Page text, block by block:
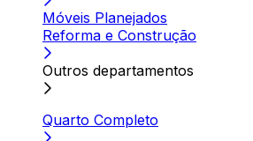
Móveis Planejados
Reforma e Construção
Outros departamentos
Quarto Completo